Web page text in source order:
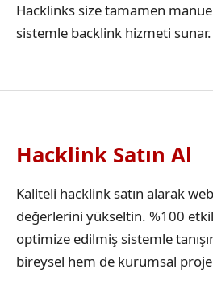
Hacklinks size tamamen
sistemle backlink hizmeti sunar.
Hacklink Satın Al
Kaliteli hacklink satın alarak
değerlerini yükseltin. %100
optimize edilmiş sistemle
bireysel hem de kurumsal